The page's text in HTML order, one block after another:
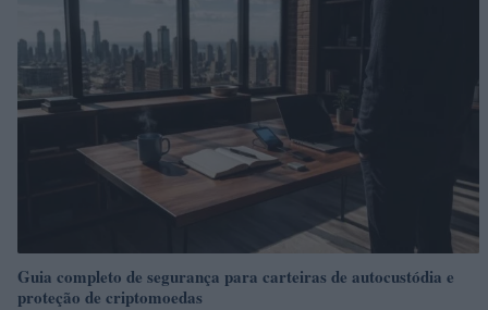
Guia completo de segurança para carteiras de autocustódia e
proteção de criptomoedas